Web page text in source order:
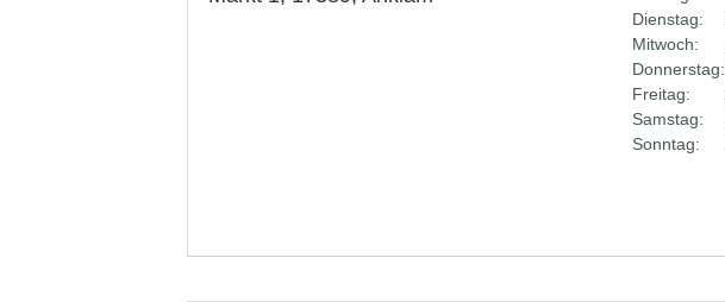
Dienstag:
Mitwoch:
Donnerstag:
Freitag:
Samstag:
Sonntag: